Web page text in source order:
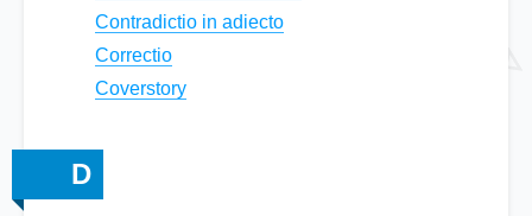
Contradictio in adiecto
Correctio
Coverstory
D